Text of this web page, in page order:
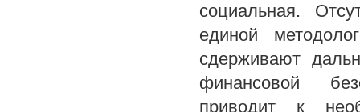
социальная.
единой
сдерживают
финансовой
приводит к